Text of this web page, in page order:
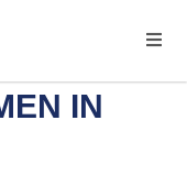
IN